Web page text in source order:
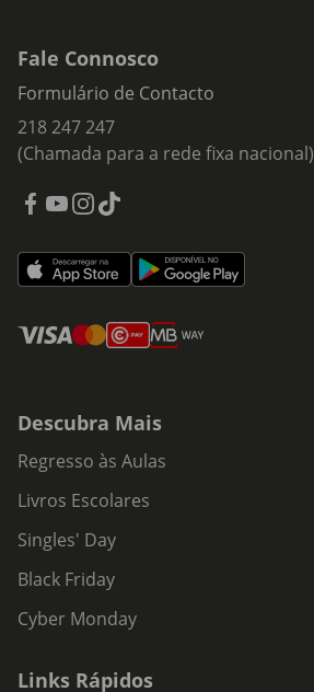
Fale Connosco
Formulário de Contacto
218 247 247
(Chamada para a rede fixa nacional)
Descubra Mais
Regresso às Aulas
Livros Escolares
Singles' Day
Black Friday
Cyber Monday
Links Rápidos